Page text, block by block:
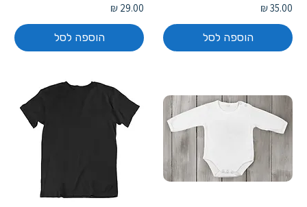
מחיר
הוספה לסל
מחיר
הוספה לסל